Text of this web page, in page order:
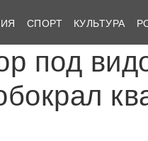
СПОРТ КУЛЬТУРА
под